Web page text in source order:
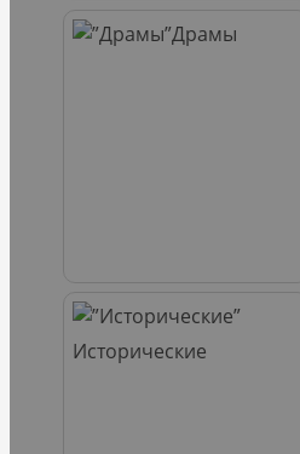
Драмы
Исторические